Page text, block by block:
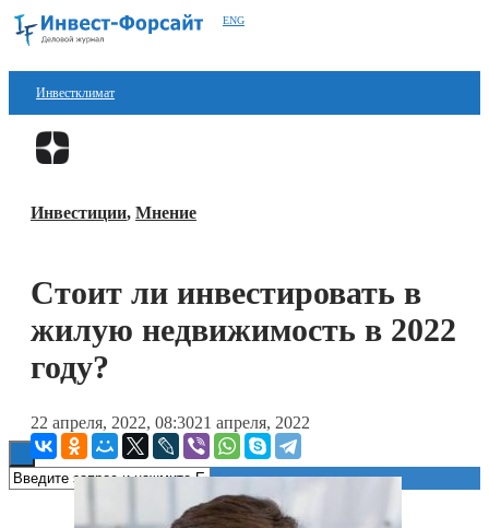
ENG
Инвестклимат
Финансы
Блокчейн
Инвестиции, Мнение
Стоит ли инвестировать в
жилую недвижимость в 2022
году?
22 апреля, 2022, 08:3021 апреля, 2022